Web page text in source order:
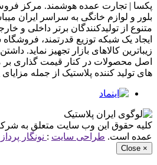
پکسا | تجارت عمده هوشمند. مرکز
بلور و لوازم خانگی به سراسر ایران
متنوع از تولیدکنندگان برتر داخلی و
ایجاد یک شبکه توزیع قدرتمند، فروشگاه
زیباترین کالاهای بازار تجهیز نماید.
اصل محصولات در کنار قیمت گذاری بر
های تولید کننده پلاستیک از جمله
کلیه حقوق این وب سایت متعلق به
عمده است. طراحی سایت : نونگار
×
Close